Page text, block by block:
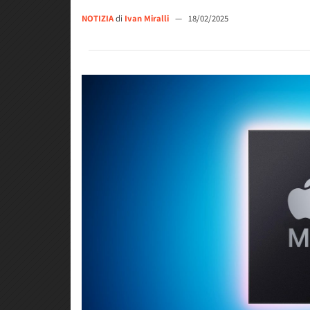
NOTIZIAdi Ivan Miralli — 18/02/2025